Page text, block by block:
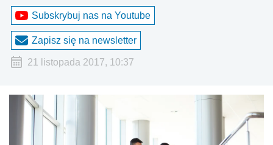
Subskrybuj nas na Youtube
Zapisz się na newsletter
21 listopada 2017, 10:37